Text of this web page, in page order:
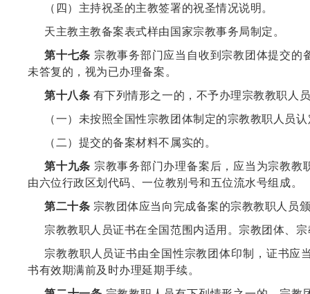
（四）主持祝圣的主教签署的祝圣情况说明。
天主教主教备案表式样由国家宗教事务局制定。
第十七条 宗教事务部门应当自收到宗教团体提交
未答复的，视为已办理备案。
第十八条 有下列情形之一的，不予办理宗教教职人
（一）未按照全国性宗教团体制定的宗教教职人员
（二）提交的备案材料不属实的。
第十九条 宗教事务部门办理备案后，应当为宗教
由六位行政区划代码、一位教别号和五位流水号组成。
第二十条 宗教团体应当向完成备案的宗教教职人员
宗教教职人员证书在全国范围内适用。宗教团体、
宗教教职人员证书由全国性宗教团体印制，证书应
书有效期满前及时办理延期手续。